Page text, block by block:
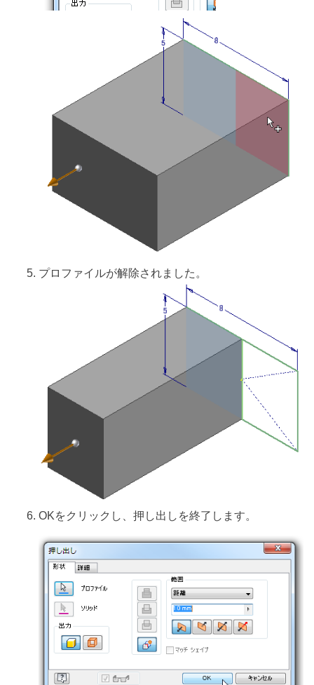
プロファイルが解除されました。
OKをクリックし、押し出しを終了します。